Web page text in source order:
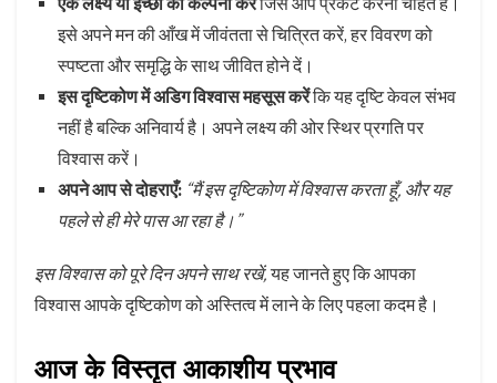
इसे अपने मन की आँख में जीवंतता से चित्रित करें, हर विवरण को
स्पष्टता और समृद्धि के साथ जीवित होने दें।
इस दृष्टिकोण में अडिग विश्वास महसूस करेंकि यह दृष्टि केवल संभव
नहीं है बल्कि अनिवार्य है। अपने लक्ष्य की ओर स्थिर प्रगति पर
विश्वास करें।
अपने आप से दोहराएँ: “मैं इस दृष्टिकोण में विश्वास करता हूँ, और यह
पहले से ही मेरे पास आ रहा है।”
इस विश्वास को पूरे दिन अपने साथ रखें,यह जानते हुए कि आपका
विश्वास आपके दृष्टिकोण को अस्तित्व में लाने के लिए पहला कदम है।
आज के विस्तृत आकाशीय प्रभाव